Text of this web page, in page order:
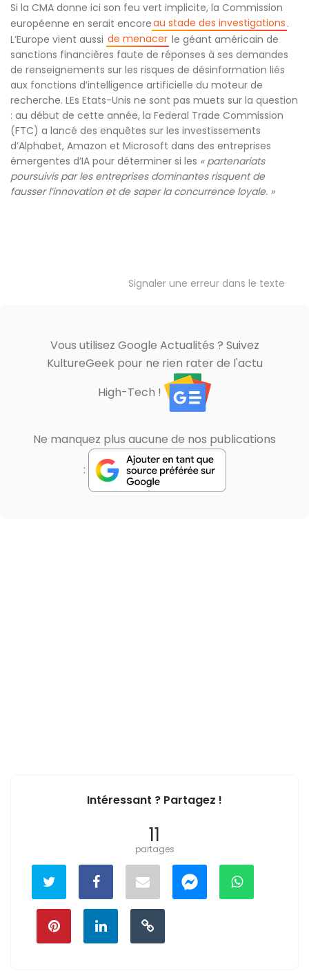
Si la CMA donne ici son feu vert implicite, la Commission
européenne en serait encoreau stade des investigations .
L’Europe vient aussi de menacer le géant américain de
sanctions financières faute de réponses à ses demandes
de renseignements sur les risques de désinformation liés
aux fonctions d’intelligence artificielle du moteur de
recherche. LEs Etats-Unis ne sont pas muets sur la question
: au début de cette année, la Federal Trade Commission
(FTC) a lancé des enquêtes sur les investissements
d’Alphabet, Amazon et Microsoft dans des entreprises
émergentes d’IA pour déterminer si les « partenariats
poursuivis par les entreprises dominantes risquent de
fausser l’innovation et de saper la concurrence loyale. »
Signaler une erreur dans le texte
Vous utilisez Google Actualités ? Suivez
KultureGeek pour ne rien rater de l'actu
High-Tech !
Ne manquez plus aucune de nos publications
:
Intéressant ? Partagez !
11
partages